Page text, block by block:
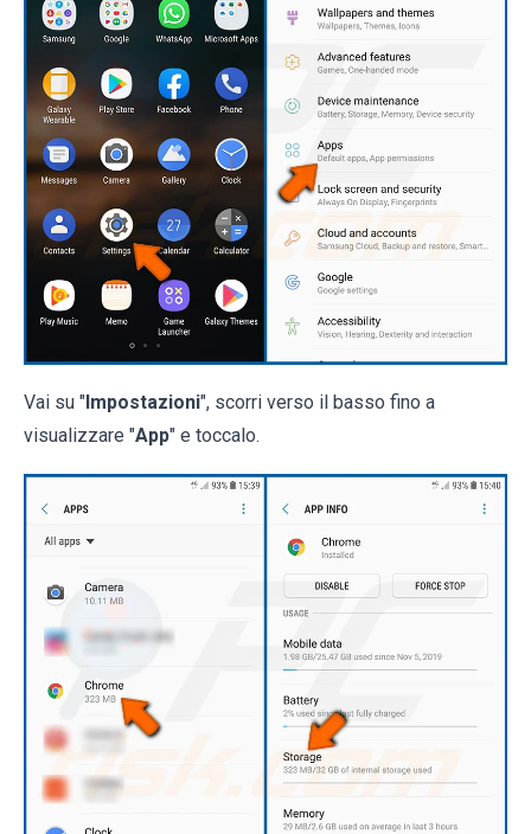
Vai su " Impostazioni", scorri verso il basso fino a
visualizzare "App" e toccalo.